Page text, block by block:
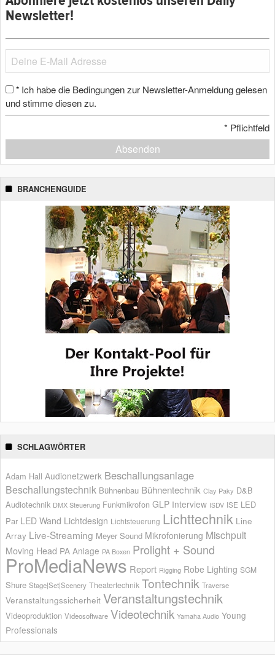
Newsletter!
* Ich habe die Bedingungen zur Newsletter-Anmeldung gelesen
und stimme diesen zu.
* Pflichtfeld
Absenden
BRANCHENGUIDE
SCHLAGWÖRTER
Adam Hall Audionetzwerk Beschallungsanlage
Beschallungstechnik Bühnenbau Bühnentechnik Clay Paky D&B
Audiotechnik DMX Steuerung Funkmikrofon GLP Interview ISDV ISE LED
Par LED Wand Lichtdesign Lichtsteuerung Lichttechnik Line
Array Live-Streaming Meyer Sound Mikrofonierung Mischpult
Moving Head PA Anlage PA Boxen Prolight + Sound
ProMediaNews Report Rigging Robe Lighting SGM
Shure Stage|Set|Scenery Theatertechnik Tontechnik Traverse
Veranstaltungssicherheit Veranstaltungstechnik
Videoproduktion Videosoftware Videotechnik Yamaha Audio Young
Professionals